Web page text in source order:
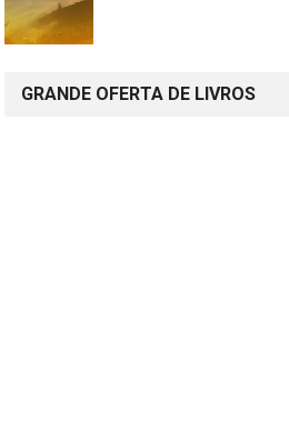
GRANDE OFERTA DE LIVROS